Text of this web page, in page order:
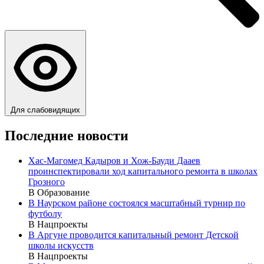
Для слабовидящих
Последние новости
Хас-Магомед Кадыров и Хож-Бауди Дааев
проинспектировали ход капитального ремонта в школах
Грозного
В Образование
В Наурском районе состоялся масштабный турнир по
футболу
В Нацпроекты
В Аргуне проводится капитальный ремонт Детской
школы искусств
В Нацпроекты